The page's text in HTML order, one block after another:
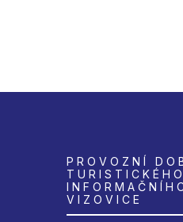
PROVOZNÍ
TURISTICKÉHO
VIZOVICE